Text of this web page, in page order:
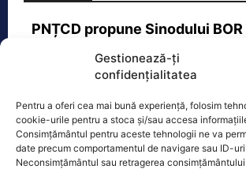
Gestionează-ți
confidențialitatea
Pentru a oferi cea mai bună experiență, folosim
cookie-urile pentru a stoca și/sau accesa
Consimțământul pentru aceste tehnologii ne va
date precum comportamentul de navigare sau ID-
Neconsimțământul sau retragerea
PNȚCD propune Sinodului BOR
„Se împlinesc astăzi, 9
425 de ani de la tăierea
Mihai Viteazul la Turda